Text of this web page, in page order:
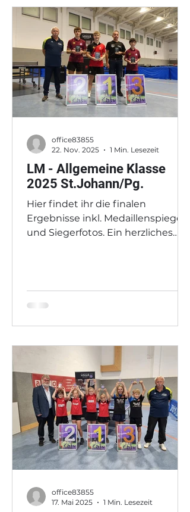
LM - Allgemeine Klasse
2025 St.Johann/Pg.
Hier findet ihr die finalen
Ergebnisse inkl. Medaillenspiegel
und Siegerfotos. Ein herzliches
Turniers!!!
https://oettv.xttv.at/public/turniere
Einzel A Damen Einzel A Herren
Doppel A Damen Doppel A Mixed
Doppel Junior/innen Herren Einzel
B Damen Einzel B Damen Doppel
B Herren Einzel C Einzel D v.l.:
Hofer Max, Heimberger Jakob,
Giestheuer Nino, Griese
office83855
22. Nov. 2025
1 Min. Lesezeit
office83855
17. Mai 2025
1 Min. Lesezeit